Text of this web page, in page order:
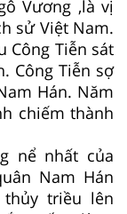
Vương ,là vị
sử Việt Nam.
Công Tiễn sát
Công Tiễn sợ
Hán. Năm
chiếm thành
nể nhất của
Nam Hán
triều lên